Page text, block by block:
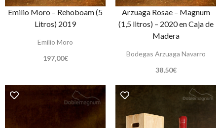
Emilio Moro – Rehoboam (5
Litros) 2019
Emilio Moro
197,00€
Arzuaga Rosae – Magnum
(1,5 litros) – 2020 en Caja de
Madera
Bodegas Arzuaga Navarro
38,50€